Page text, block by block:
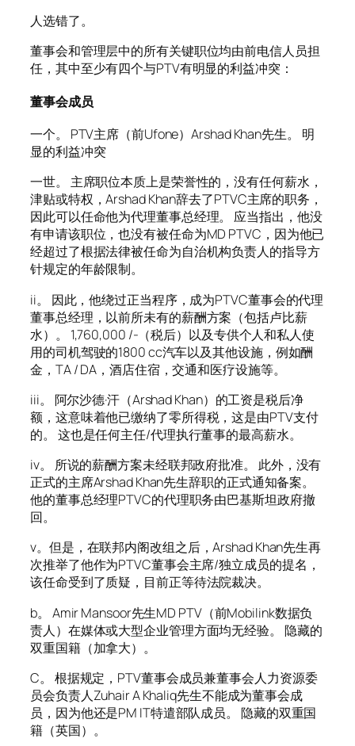
人选错了。
董事会和管理层中的所有关键职位均由前电信人员担
任，其中至少有四个与PTV有明显的利益冲突：
董事会成员
一个。 PTV主席（前Ufone）Arshad Khan先生。 明
显的利益冲突
一世。 主席职位本质上是荣誉性的，没有任何薪水，
津贴或特权，Arshad Khan辞去了PTVC主席的职务，
因此可以任命他为代理董事总经理。 应当指出，他没
有申请该职位，也没有被任命为MD PTVC，因为他已
经超过了根据法律被任命为自治机构负责人的指导方
针规定的年龄限制。
ii。 因此，他绕过正当程序，成为PTVC董事会的代理
董事总经理，以前所未有的薪酬方案（包括卢比薪
水）。 1,760,000 /-（税后）以及专供个人和私人使
用的司机驾驶的1800 cc汽车以及其他设施，例如酬
金，TA / DA，酒店住宿，交通和医疗设施等。
iii。 阿尔沙德·汗（Arshad Khan）的工资是税后净
额，这意味着他已缴纳了零所得税，这是由PTV支付
的。 这也是任何主任/代理执行董事的最高薪水。
iv。 所说的薪酬方案未经联邦政府批准。 此外，没有
正式的主席Arshad Khan先生辞职的正式通知备案。
他的董事总经理PTVC的代理职务由巴基斯坦政府撤
回。
v。但是，在联邦内阁改组之后，Arshad Khan先生再
次推举了他作为PTVC董事会主席/独立成员的提名，
该任命受到了质疑，目前正等待法院裁决。
b。 Amir Mansoor先生MD PTV（前Mobilink数据负
责人）在媒体或大型企业管理方面均无经验。 隐藏的
双重国籍（加拿大）。
C。 根据规定，PTV董事会成员兼董事会人力资源委
员会负责人Zuhair A Khaliq先生不能成为董事会成
员，因为他还是PM IT特遣部队成员。 隐藏的双重国
籍（英国）。